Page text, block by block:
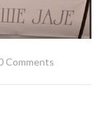
Comments